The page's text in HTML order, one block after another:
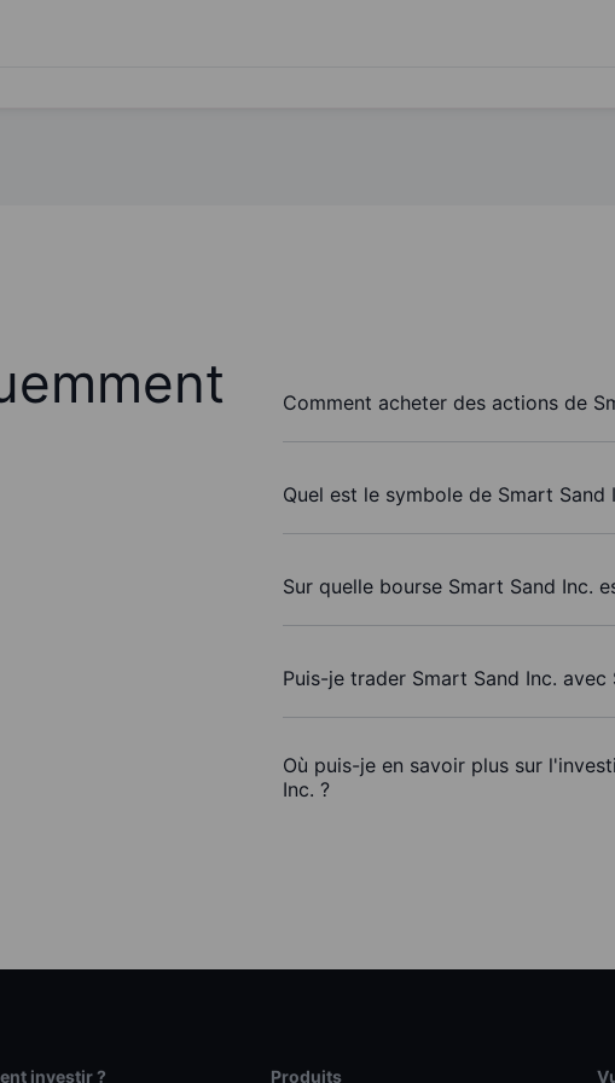
Comment acheter des actions de
Quel est le symbole de Smart Sand
Sur quelle bourse Smart Sand Inc.
Puis-je trader Smart Sand Inc. avec
Où puis-je en savoir plus sur
Inc. ?
investir ? Produits